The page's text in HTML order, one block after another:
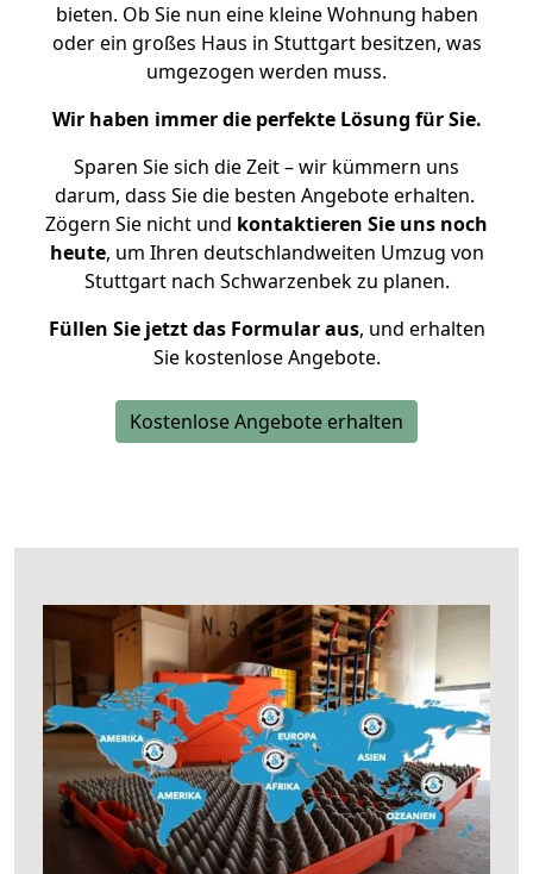
bieten. Ob Sie nun eine kleine Wohnung haben
oder ein großes Haus in Stuttgart besitzen, was
umgezogen werden muss.
Wir haben immer die perfekte Lösung für Sie.
Sparen Sie sich die Zeit – wir kümmern uns
darum, dass Sie die besten Angebote erhalten.
Zögern Sie nicht und kontaktieren Sie uns noch
heute, um Ihren deutschlandweiten Umzug von
Stuttgart nach Schwarzenbek zu planen.
Füllen Sie jetzt das Formular aus, und erhalten
Sie kostenlose Angebote.
Kostenlose Angebote erhalten